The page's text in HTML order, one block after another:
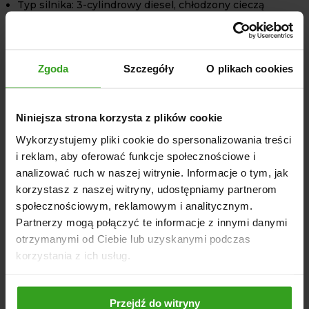
Zgoda Szczegóły O plikach cookies
Niniejsza strona korzysta z plików cookie
Wykorzystujemy pliki cookie do spersonalizowania treści
i reklam, aby oferować funkcje społecznościowe i
analizować ruch w naszej witrynie. Informacje o tym, jak
korzystasz z naszej witryny, udostępniamy partnerom
społecznościowym, reklamowym i analitycznym.
Partnerzy mogą połączyć te informacje z innymi danymi
otrzymanymi od Ciebie lub uzyskanymi podczas
korzystania z ich usług.
Przejdź do witryny
Typ silnika: 3-cylindrowy diesel, chłodzony cieczą
WOM: 4 prędkości + bieg wsteczny
Pompa hydrauliczna: 35 l/min (znamionowy przepływ
Kabina: ogrzewanie, klimatyzacja
Wspomaganie kierownicy: tak
Blokada mechanizmu różnicowego: tak
Dzielone hamulce: tak